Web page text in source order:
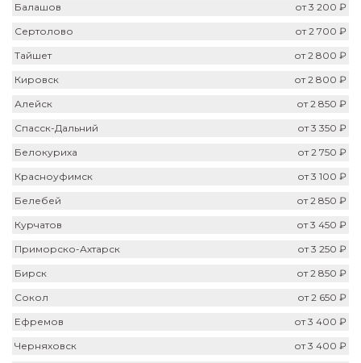
Балашов
от 3 200 ₽
Сертолово
от 2 700 ₽
Тайшет
от 2 800 ₽
Кировск
от 2 800 ₽
Алейск
от 2 850 ₽
Спасск-Дальний
от 3 350 ₽
Белокуриха
от 2 750 ₽
Красноуфимск
от 3 100 ₽
Белебей
от 2 850 ₽
Курчатов
от 3 450 ₽
Приморско-Ахтарск
от 3 250 ₽
Бирск
от 2 850 ₽
Сокол
от 2 650 ₽
Ефремов
от 3 400 ₽
Черняховск
от 3 400 ₽